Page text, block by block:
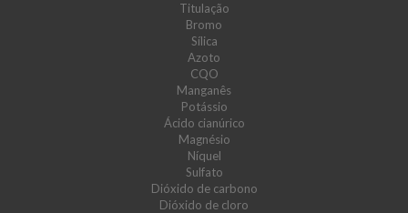
Titulação
Bromo
Sílica
Azoto
CQO
Manganês
Potássio
Ácido cianúrico
Magnésio
Níquel
Sulfato
Dióxido de carbono
Dióxido de cloro